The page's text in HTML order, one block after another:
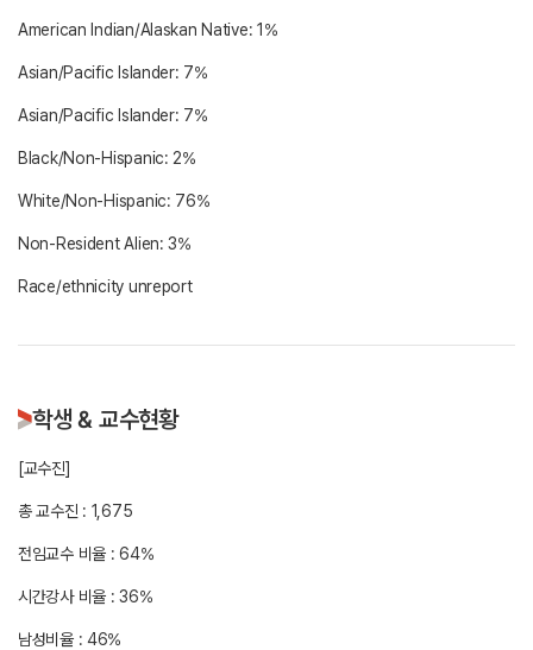
American Indian/Alaskan Native: 1%
Asian/Pacific Islander: 7%
Asian/Pacific Islander: 7%
Black/Non-Hispanic: 2%
White/Non-Hispanic: 76%
Non-Resident Alien: 3%
Race/ethnicity unreport
학생 & 교수현황
[교수진]
총 교수진 : 1,675
전임교수 비율 : 64%
시간강사 비율 : 36%
남성비율 : 46%